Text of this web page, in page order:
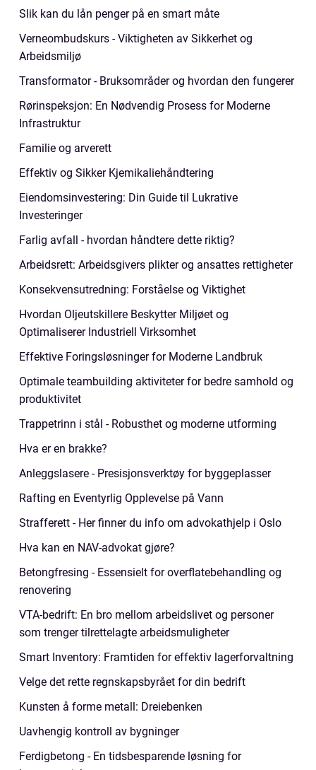
Slik kan du lån penger på en smart måte
Verneombudskurs - Viktigheten av Sikkerhet og
Arbeidsmiljø
Transformator - Bruksområder og hvordan den fungerer
Rørinspeksjon: En Nødvendig Prosess for Moderne
Infrastruktur
Familie og arverett
Effektiv og Sikker Kjemikaliehåndtering
Eiendomsinvestering: Din Guide til Lukrative
Investeringer
Farlig avfall - hvordan håndtere dette riktig?
Arbeidsrett: Arbeidsgivers plikter og ansattes rettigheter
Konsekvensutredning: Forståelse og Viktighet
Hvordan Oljeutskillere Beskytter Miljøet og
Optimaliserer Industriell Virksomhet
Effektive Foringsløsninger for Moderne Landbruk
Optimale teambuilding aktiviteter for bedre samhold og
produktivitet
Trappetrinn i stål - Robusthet og moderne utforming
Hva er en brakke?
Anleggslasere - Presisjonsverktøy for byggeplasser
Rafting en Eventyrlig Opplevelse på Vann
Strafferett - Her finner du info om advokathjelp i Oslo
Hva kan en NAV-advokat gjøre?
Betongfresing - Essensielt for overflatebehandling og
renovering
VTA-bedrift: En bro mellom arbeidslivet og personer
som trenger tilrettelagte arbeidsmuligheter
Smart Inventory: Framtiden for effektiv lagerforvaltning
Velge det rette regnskapsbyrået for din bedrift
Kunsten å forme metall: Dreiebenken
Uavhengig kontroll av bygninger
Ferdigbetong - En tidsbesparende løsning for